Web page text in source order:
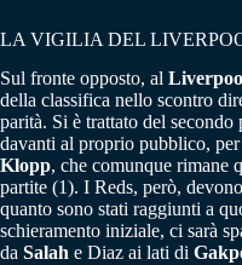
LA VIGILIA DEL
Sul fronte opposto, al
della classifica nello scontro
parità. Si è trattato del
davanti al proprio pubblico,
Klopp, che comunque rimane
partite (1). I Reds, però,
quanto sono stati raggiunti a
schieramento iniziale, ci sarà
da Salah e Diaz ai lati di